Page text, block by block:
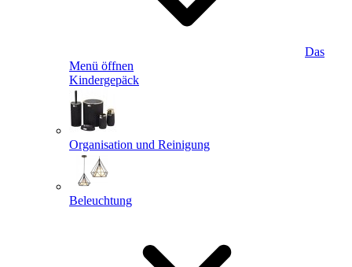
Das
Menü öffnen
Kindergepäck
Organisation und Reinigung
Beleuchtung